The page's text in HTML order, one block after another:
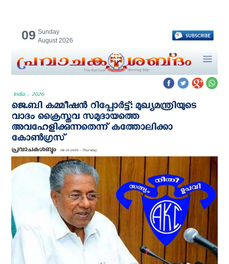
09 Sunday
August 2026
India - 2026
ജെ.ബി കമ്മീഷൻ റിപ്പോര്‍ട്ട്: മുഖ്യമന്ത്രിയുടെ
വാദം ക്രൈസ്തവ സമുദായത്തെ
അവഹേളിക്കുന്നതെന്ന് കത്തോലിക്കാ
കോൺഗ്രസ്
പ്രവാചകശബ്ദം 08-01-2026 - Thursday